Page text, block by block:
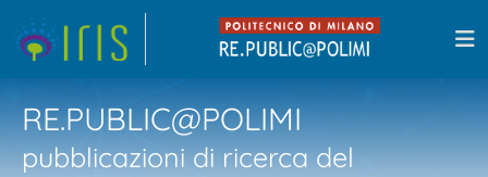
RE.PUBLIC@POLIMI
pubblicazioni di ricerca del